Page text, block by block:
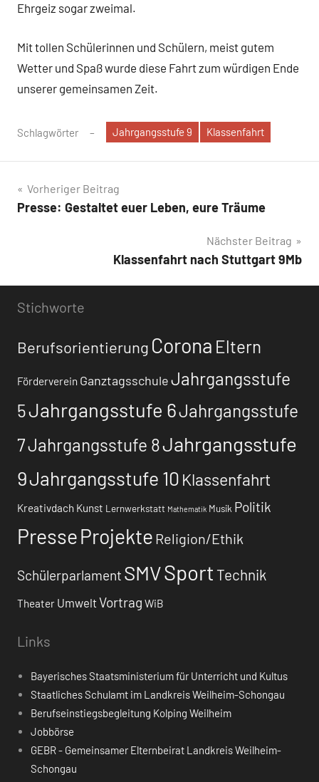
Ehrgeiz sogar zweimal.
Mit tollen Schülerinnen und Schülern, meist gutem
Wetter und Spaß wurde diese Fahrt zum würdigen Ende
unserer gemeinsamen Zeit.
Schlagwörter Jahrgangsstufe 9 Klassenfahrt
Beitragsnavigation
Vorheriger Beitrag
Presse: Gestaltet euer Leben, eure Träume
Nächster Beitrag
Klassenfahrt nach Stuttgart 9Mb
Stichworte
Berufsorientierung Corona Eltern
Förderverein GanztagsschuleJahrgangsstufe
5Jahrgangsstufe 6Jahrgangsstufe
7Jahrgangsstufe 8Jahrgangsstufe
9Jahrgangsstufe 10 Klassenfahrt
Kreativdach Kunst Lernwerkstatt Mathematik Musik Politik
PresseProjekte Religion/Ethik
Schülerparlament SMVSport Technik
Theater UmweltVortrag WiB
Links
Bayerisches Staatsministerium für Unterricht und Kultus
Staatliches Schulamt im Landkreis Weilheim-Schongau
Berufseinstiegsbegleitung Kolping Weilheim
Jobbörse
GEBR - Gemeinsamer Elternbeirat Landkreis Weilheim-
Schongau